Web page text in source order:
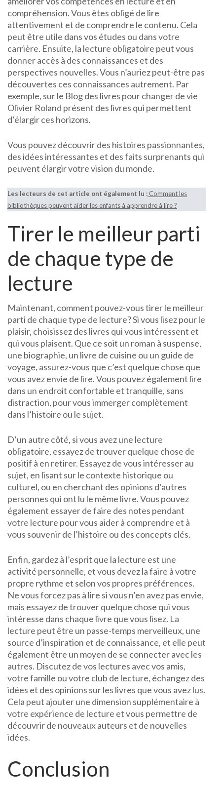
compréhension. Vous êtes obligé de lire
attentivement et de comprendre le contenu. Cela
peut être utile dans vos études ou dans votre
carrière. Ensuite, la lecture obligatoire peut vous
donner accès à des connaissances et des
perspectives nouvelles. Vous n’auriez peut-être pas
découvertes ces connaissances autrement. Par
exemple, sur le Blogdes livres pour changer de vie
Olivier Roland présent des livres qui permettent
d’élargir ces horizons.
Vous pouvez découvrir des histoires passionnantes,
des idées intéressantes et des faits surprenants qui
peuvent élargir votre vision du monde.
Les lecteurs de cet article ont également lu : Comment les
bibliothèques peuvent aider les enfants à apprendre à lire ?
Tirer le meilleur parti
de chaque type de
lecture
Maintenant, comment pouvez-vous tirer le meilleur
parti de chaque type de lecture? Si vous lisez pour le
plaisir, choisissez des livres qui vous intéressent et
qui vous plaisent. Que ce soit un roman à suspense,
une biographie, un livre de cuisine ou un guide de
voyage, assurez-vous que c’est quelque chose que
vous avez envie de lire. Vous pouvez également lire
dans un endroit confortable et tranquille, sans
distraction, pour vous immerger complètement
dans l’histoire ou le sujet.
D’un autre côté, si vous avez une lecture
obligatoire, essayez de trouver quelque chose de
positif à en retirer. Essayez de vous intéresser au
sujet, en lisant sur le contexte historique ou
culturel, ou en cherchant des opinions d’autres
personnes qui ont lu le même livre. Vous pouvez
également essayer de faire des notes pendant
votre lecture pour vous aider à comprendre et à
vous souvenir de l’histoire ou des concepts clés.
Enfin, gardez à l’esprit que la lecture est une
activité personnelle, et vous devez la faire à votre
propre rythme et selon vos propres préférences.
Ne vous forcez pas à lire si vous n’en avez pas envie,
mais essayez de trouver quelque chose qui vous
intéresse dans chaque livre que vous lisez. La
lecture peut être un passe-temps merveilleux, une
source d’inspiration et de connaissance, et elle peut
également être un moyen de se connecter avec les
autres. Discutez de vos lectures avec vos amis,
votre famille ou votre club de lecture, échangez des
idées et des opinions sur les livres que vous avez lus.
Cela peut ajouter une dimension supplémentaire à
votre expérience de lecture et vous permettre de
découvrir de nouveaux auteurs et de nouvelles
idées.
Conclusion